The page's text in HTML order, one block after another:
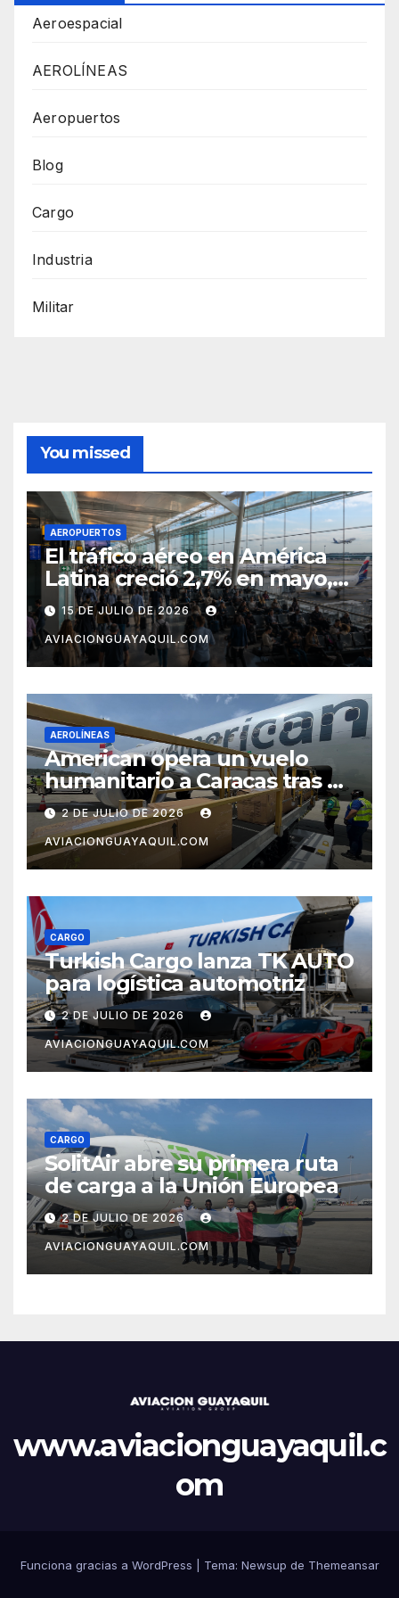
Aeroespacial
AEROLÍNEAS
Aeropuertos
Blog
Cargo
Industria
Militar
You missed
AEROPUERTOS
El tráfico aéreo en América
Latina creció 2,7% en mayo,
pero el mercado con EE.UU.
completa tres meses en
caída
15 DE JULIO DE 2026
AVIACIONGUAYAQUIL.COM
AEROLÍNEAS
American opera un vuelo
humanitario a Caracas tras el
terremoto en Venezuela
2 DE JULIO DE 2026
AVIACIONGUAYAQUIL.COM
CARGO
Turkish Cargo lanza TK AUTO
para logística automotriz
2 DE JULIO DE 2026
AVIACIONGUAYAQUIL.COM
CARGO
SolitAir abre su primera ruta
de carga a la Unión Europea
2 DE JULIO DE 2026
AVIACIONGUAYAQUIL.COM
www.aviacionguayaquil.c
om
Funciona gracias a WordPress Tema: Newsup de Themeansar